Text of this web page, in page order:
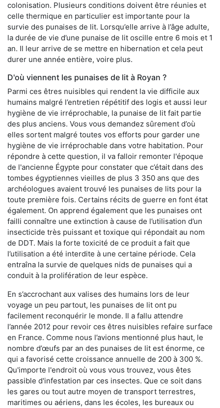
colonisation. Plusieurs conditions doivent être réunies et
celle thermique en particulier est importante pour la
survie des punaises de lit. Lorsqu’elle arrive à l’âge adulte,
la durée de vie d’une punaise de lit oscille entre 6 mois et 1
an. Il leur arrive de se mettre en hibernation et cela peut
durer une année entière, voire plus.
D'où viennent les punaises de lit à Royan ?
Parmi ces êtres nuisibles qui rendent la vie difficile aux
humains malgré l’entretien répétitif des logis et aussi leur
hygiène de vie irréprochable, la punaise de lit fait partie
des plus anciens. Vous vous demandez sûrement d’où
elles sortent malgré toutes vos efforts pour garder une
hygiène de vie irréprochable dans votre habitation. Pour
répondre à cette question, il va falloir remonter l'époque
de l'ancienne Égypte pour constater que c’était dans des
tombes égyptiennes vieilles de plus 3 350 ans que des
archéologues avaient trouvé les punaises de lits pour la
toute première fois. Certains récits de guerre en font état
également. On apprend également que les punaises ont
failli connaître une extinction à cause de l’utilisation d’un
insecticide très puissant et toxique qui répondait au nom
de DDT. Mais la forte toxicité de ce produit a fait que
l’utilisation a été interdite à une certaine période. Cela
entraîna la survie de quelques nids de punaises qui a
conduit à la prolifération de leur espèce.
En s’accrochant aux valises des humains lors de leur
voyage un peu partout, les punaises de lit ont pu
facilement reconquérir le monde. Il a fallu attendre
l’année 2012 pour revoir ces êtres nuisibles refaire surface
en France. Comme nous l’avions mentionné plus haut, le
nombre d’œufs par an des punaises de lit est énorme, ce
qui a favorisé cette croissance annuelle de 200 à 300 %.
Qu'importe l'endroit où vous vous trouvez, vous êtes
passible d'infestation par ces insectes. Que ce soit dans
les gares ou tout autre moyen de transport terrestres,
maritimes ou aériens, dans les écoles, les bureaux ou